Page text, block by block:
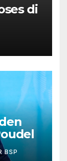
di
BSP